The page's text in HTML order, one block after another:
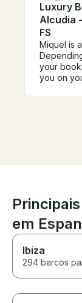
Luxury
Alcudia
FS
Miquel is
your
you on
looks
reach
options.
em
Ibiza
294 barcos